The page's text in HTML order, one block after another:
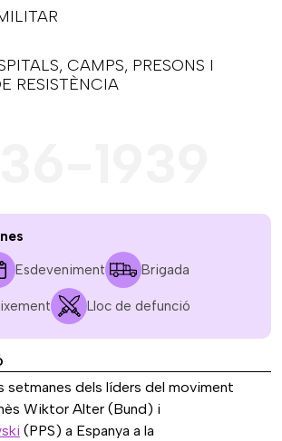
CAMPS, PRESONS I
RESISTÈNCIA
Esdeveniment Brigada
Lloc de defunció
setmanes dels líders del moviment
Wiktor Alter (Bund) i
(PPS) a Espanya a la